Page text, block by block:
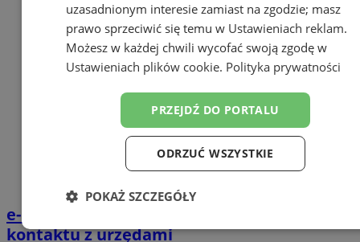
e-Doręczenia od 2026 roku. Nowy standard
kontaktu z urzędami
uzasadnionym interesie zamiast na zgodzie; masz
prawo sprzeciwić się temu w Ustawieniach reklam.
Możesz w każdej chwili wycofać swoją zgodę w
Ustawieniach plików cookie. Polityka prywatności
PRZEJDŹ DO PORTALU
ODRZUĆ WSZYSTKIE
POKAŻ SZCZEGÓŁY
Niezbędne Wydajność Targetowanie